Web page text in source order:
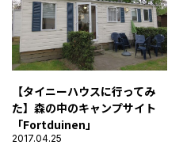
【タイニーハウスに行ってみ
た】森の中のキャンプサイト
「Fortduinen」
2017.04.25